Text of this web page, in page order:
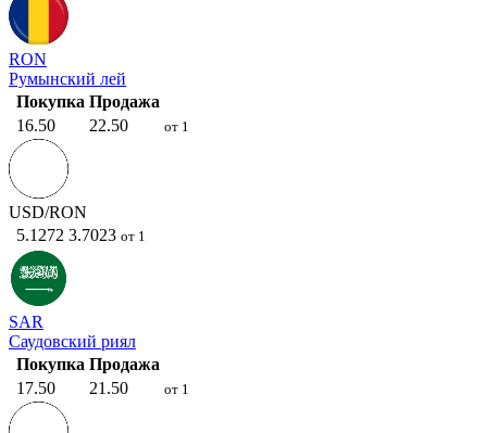
RON
Румынский лей
Покупка Продажа
16.50
22.50 от 1
USD/RON
5.1272 3.7023 от 1
SAR
Саудовский риял
Покупка Продажа
17.50
21.50 от 1